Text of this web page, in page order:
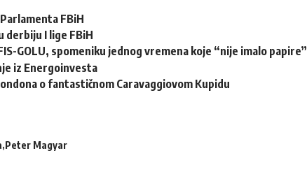
FBiH
derbiju I lige FBiH
GOLU, spomeniku jednog vremena koje “nije imalo papire”
iz Energoinvesta
o fantastičnom Caravaggiovom Kupidu
Peter Magyar